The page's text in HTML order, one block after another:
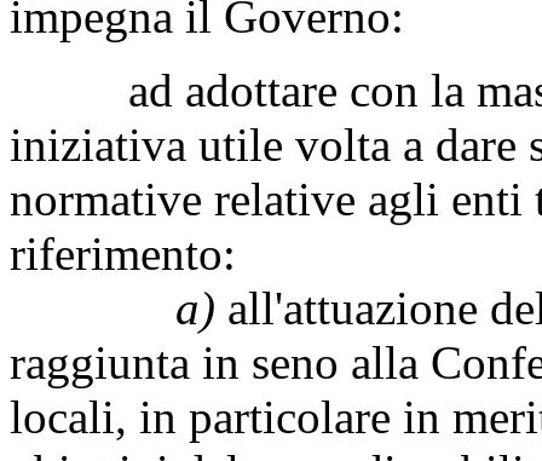
impegna il Governo:
ad adottare con la
iniziativa utile volta a
normative relative agli
riferimento:
a) all'attuazione
raggiunta in seno alla
locali, in particolare in